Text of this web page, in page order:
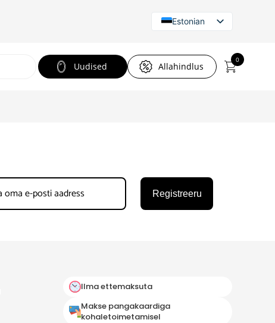
Estonian
Uudised Allahindlus
0
Registreeru
Ilma ettemaksuta
Makse pangakaardiga
kohaletoimetamisel